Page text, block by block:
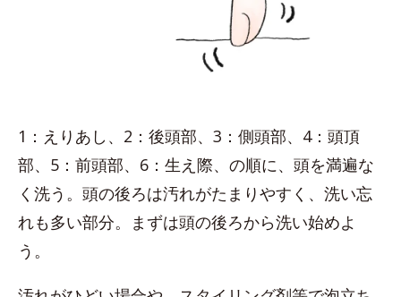
1：えりあし、2：後頭部、3：側頭部、4：頭頂
部、5：前頭部、6：生え際、の順に、頭を満遍な
く洗う。頭の後ろは汚れがたまりやすく、洗い忘
れも多い部分。まずは頭の後ろから洗い始めよ
う。